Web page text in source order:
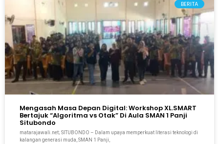
BERITA
Mengasah Masa Depan Digital: Workshop XL.SMART
Bertajuk “Algoritma vs Otak” Di Aula SMAN 1 Panji
Situbondo
matarajawali.net; SITUBONDO – Dalam upaya memperkuat literasi teknologi di
kalangan generasi muda, SMAN 1 Panji,